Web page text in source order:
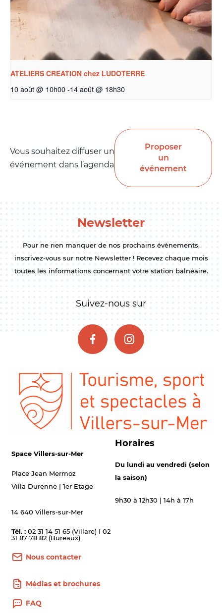
ATELIERS CREATION chez LUDOTERRE
10 août @ 10h00-14 août @ 18h30
Vous souhaitez diffuser un
événement dans l’agenda
Proposer
un
événement
Newsletter
Pour ne rien manquer de nos prochains évènements,
inscrivez-vous sur notre Newsletter ! Recevez chaque mois
toutes les informations concernant votre station balnéaire.
Suivez-nous sur
Space Villers-sur-Mer
Place Jean Mermoz
Villa Durenne | 1er Etage
14 640 Villers-sur-Mer
Tél. : 02 31 14 51 65 (Villare) I 02
31 87 78 82 (Bureaux)
Nous contacter
Horaires
Du lundi au vendredi (selon
la saison)
9h30 à 12h30 | 14h à 17h
Médias et brochures
FAQ